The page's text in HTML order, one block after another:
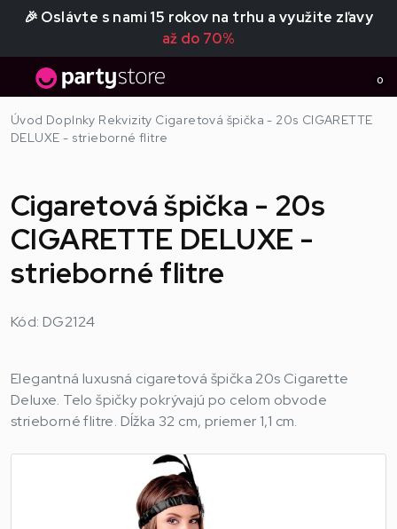
🎉 Oslávte s nami 15 rokov na trhu a využite zľavy
až do 70%
0
Úvod Doplnky Rekvizity Cigaretová špička - 20s CIGARETTE
DELUXE - strieborné flitre
Cigaretová špička - 20s
CIGARETTE DELUXE -
strieborné flitre
Kód: DG2124
Elegantná luxusná cigaretová špička 20s Cigarette
Deluxe. Telo špičky pokrývajú po celom obvode
strieborné flitre. Dĺžka 32 cm, priemer 1,1 cm.